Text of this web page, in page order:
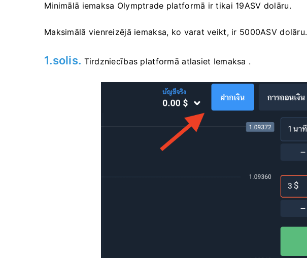
Minimālā iemaksa Olymptrade platformā ir tikai 19ASV dolāru.
Maksimālā vienreizējā iemaksa, ko varat veikt, ir 5000ASV dolāru.
1.solis. Tirdzniecības platformā atlasiet Iemaksa .